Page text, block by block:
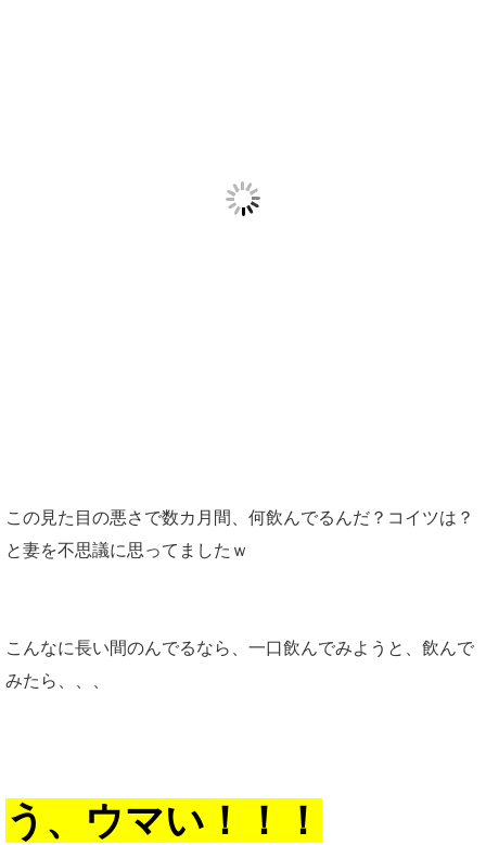
この見た目の悪さで数カ月間、何飲んでるんだ？コイツは？
と妻を不思議に思ってましたｗ
こんなに長い間のんでるなら、一口飲んでみようと、飲んで
みたら、、、
う、ウマい！！！